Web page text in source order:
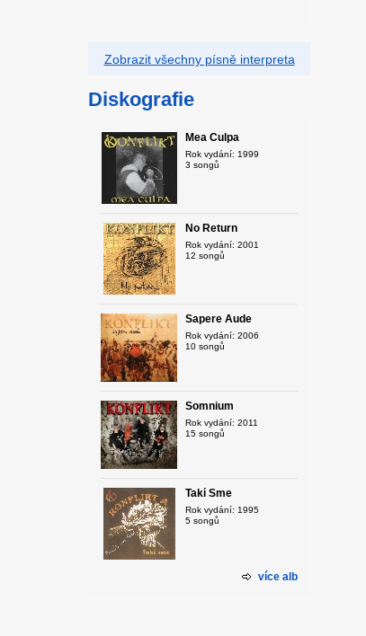
Zobrazit všechny písně interpreta
Diskografie
Mea Culpa
Rok vydání: 1999
3 songů
No Return
Rok vydání: 2001
12 songů
Sapere Aude
Rok vydání: 2006
10 songů
Somnium
Rok vydání: 2011
15 songů
Takí Sme
Rok vydání: 1995
5 songů
více alb